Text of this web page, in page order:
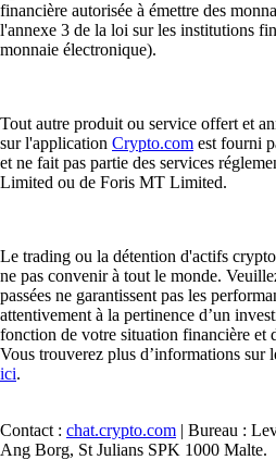
financière autorisée à émettre des
l'annexe 3 de la loi sur les institutions
monnaie électronique).
Tout autre produit ou service offert et
sur l'application Crypto.com est fourni
et ne fait pas partie des services
Limited ou de Foris MT Limited.
Le trading ou la détention d'actifs
ne pas convenir à tout le monde.
passées ne garantissent pas les
attentivement à la pertinence d’un
fonction de votre situation financière et
Vous trouverez plus d’informations sur
ici.
Contact : chat.crypto.com | Bureau :
Ang Borg, St Julians SPK 1000 Malte.